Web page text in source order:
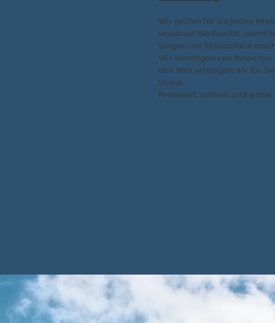
Wir prüfen für Sie jeden
vorab auf die Bonität, damit
Sorgen um Mietausfälle
Wir benötigen von Ihnen nur
den Rest erledigen wir für
Stress.
Preiswert, schnell und sicher.